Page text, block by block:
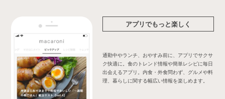
アプリでもっと楽しく
通勤中やランチ、おやすみ前に、アプリでサクサ
ク快適に。食のトレンド情報や簡単レシピに毎日
出会えるアプリ。内食・外食問わず、グルメや料
理、暮らしに関する幅広い情報を楽しめます。